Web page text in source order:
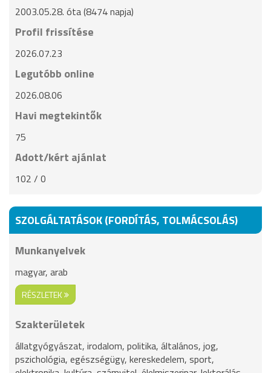
2003.05.28. óta (8474 napja)
Profil frissítése
2026.07.23
Legutóbb online
2026.08.06
Havi megtekintők
75
Adott/kért ajánlat
102 / 0
SZOLGÁLTATÁSOK (FORDÍTÁS, TOLMÁCSOLÁS)
Munkanyelvek
magyar, arab
RÉSZLETEK
Szakterületek
állatgyógyászat, irodalom, politika, általános, jog,
pszichológia, egészségügy, kereskedelem, sport,